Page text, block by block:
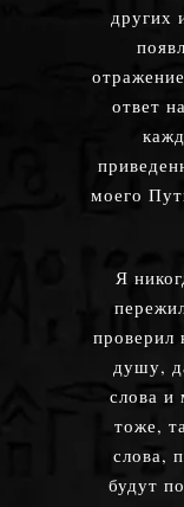
других
ответ
моего
Я
душу,
слова и
тоже,
слова,
будут